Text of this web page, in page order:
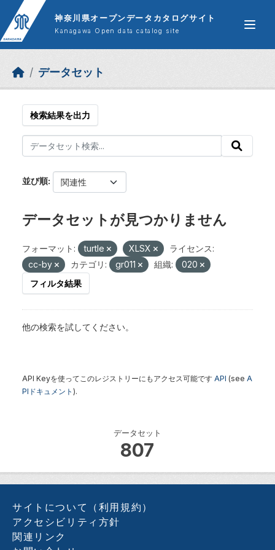
Skip to main content
神奈川県オープンデータカタログサイト
Kanagawa Open data catalog site
データセット
データセット
807
検索結果を出力
並び順
データセットが見つかりません
フォーマット: turtle XLSX
ライセンス:
cc-by
カテゴリ: gr011 組織:
020
フィルタ結果
他の検索を試してください。
API Keyを使ってこのレジストリーにもアクセス可能です API (see A
PIドキュメント ).
サイトについて（利用規約）
アクセシビリティ方針
関連リンク